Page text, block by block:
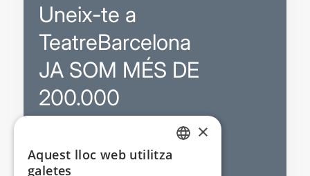
Uneix-te a
TeatreBarcelona
JA SOM MÉS DE
200.000
Sortejos exclusius
×
Aquest lloc web utilitza
galetes